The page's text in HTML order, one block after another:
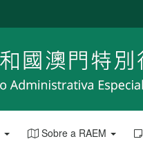
Sobre a RAEM